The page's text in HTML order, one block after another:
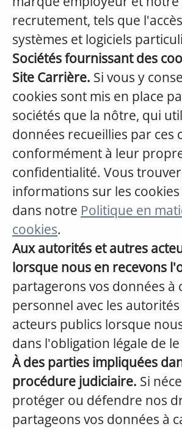
recrutement, tels que
systèmes et logiciels
Sociétés fournissant des
Site Carrière. Si vous y
cookies sont mis en place
sociétés que la nôtre, qui
données recueillies par ces
conformément à leur
confidentialité. Vous
informations sur les
dans notre Politique en
cookies.
Aux autorités et autres
lorsque nous en recevons
partagerons vos données à
personnel avec les
acteurs publics lorsque
dans l'obligation légale de
À des parties impliquées
procédure judiciaire. Si
protéger ou défendre nos
partageons vos données à